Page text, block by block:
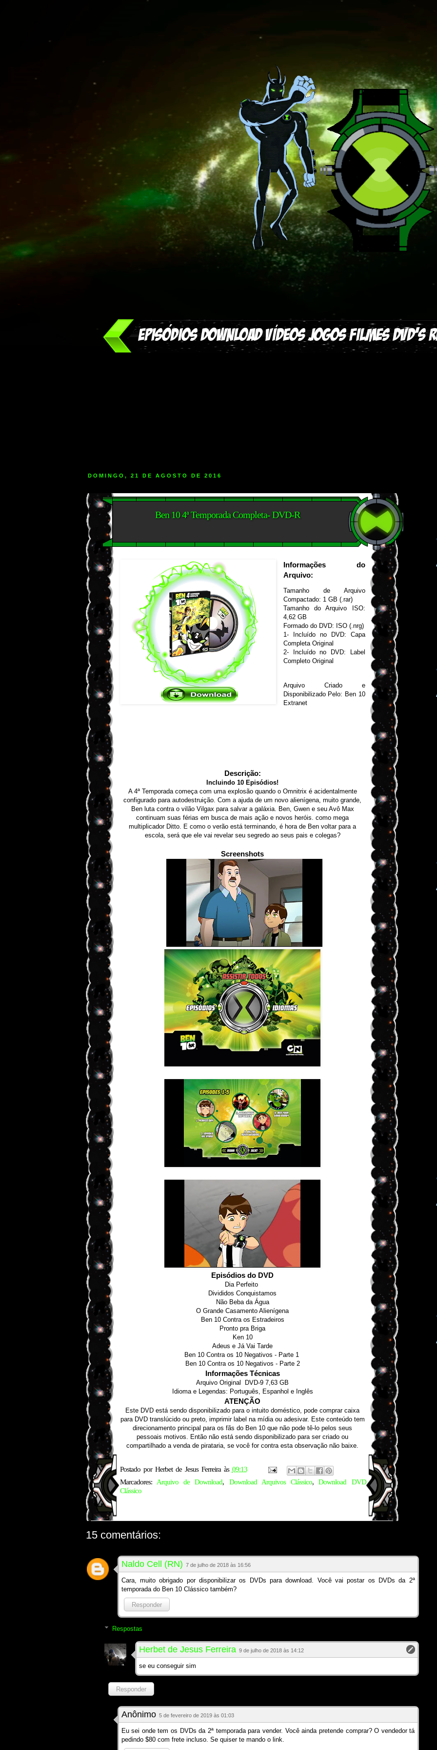
DOMINGO, 21 DE AGOSTO DE 2016
Ben 10 4ª Temporada Completa- DVD-R
Informações do
Arquivo:
Tamanho de Arquivo
Compactado: 1 GB (.rar)
Tamanho do Arquivo ISO:
4,62 GB
Formado do DVD: ISO (.nrg)
1- Incluído no DVD: Capa
Completa Original
2- Incluído no DVD: Label
Completo Original
Arquivo Criado e
Disponibilizado Pelo: Ben 10
Extranet
Descrição:
Incluindo 10 Episódios!
A 4ª Temporada começa com uma explosão quando o Omnitrix é acidentalmente
configurado para autodestruição. Com a ajuda de um novo alienígena, muito grande,
Ben luta contra o vilão Vilgax para salvar a galáxia. Ben, Gwen e seu Avô Max
continuam suas férias em busca de mais ação e novos heróis. como mega
multiplicador Ditto. E como o verão está terminando, é hora de Ben voltar para a
escola, será que ele vai revelar seu segredo ao seus pais e colegas?
Screenshots
Episódios do DVD
Dia Perfeito
Divididos Conquistamos
Não Beba da Água
O Grande Casamento Alienígena
Ben 10 Contra os Estradeiros
Pronto pra Briga
Ken 10
Adeus e Já Vai Tarde
Ben 10 Contra os 10 Negativos - Parte 1
Ben 10 Contra os 10 Negativos - Parte 2
Informações Técnicas
Arquivo Original DVD-9 7,63 GB
Idioma e Legendas: Português, Espanhol e Inglês
ATENÇÃO
Este DVD está sendo disponibilizado para o intuito doméstico, pode comprar caixa
para DVD translúcido ou preto, imprimir label na mídia ou adesivar. Este conteúdo tem
direcionamento principal para os fãs do Ben 10 que não pode tê-lo pelos seus
pessoais motivos. Então não está sendo disponibilizado para ser criado ou
compartilhado a venda de pirataria, se você for contra esta observação não baixe.
Postado por Herbet de Jesus Ferreira às 09:13
Marcadores: Arquivo de Download, Download Arquivos Clássico,Download DVD
Clássico
15 comentários:
Naldo Cell (RN) 7 de julho de 2018 às 16:56
Cara, muito obrigado por disponibilizar os DVDs para download. Você vai postar os DVDs da 2ª
temporada do Ben 10 Clássico também?
Responder
Respostas
Herbet de Jesus Ferreira 9 de julho de 2018 às 14:12
se eu conseguir sim
Responder
Anônimo 5 de fevereiro de 2019 às 01:03
Eu sei onde tem os DVDs da 2ª temporada para vender. Você ainda pretende comprar? O vendedor tá
pedindo $80 com frete incluso. Se quiser te mando o link.